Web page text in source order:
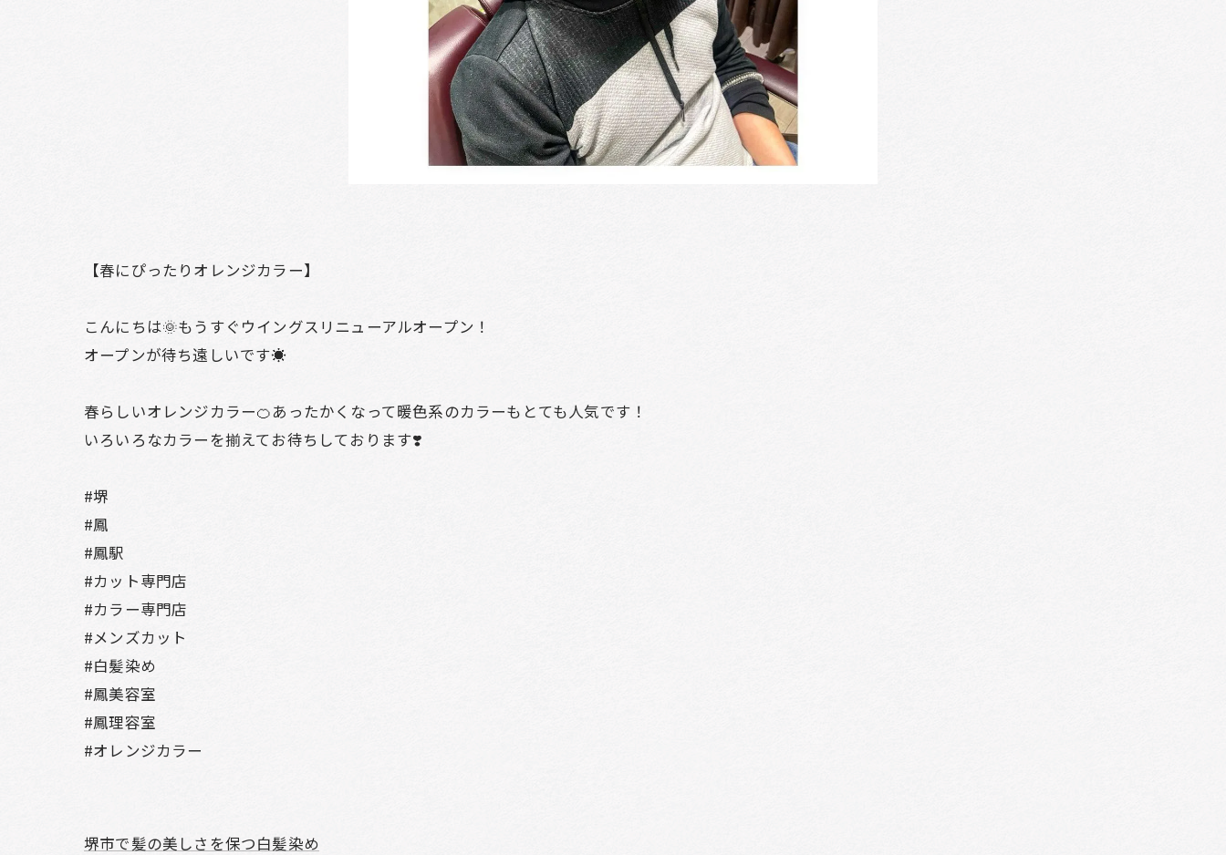
【春にぴったりオレンジカラー】
こんにちは🌞もうすぐウイングスリニューアルオープン！
オープンが待ち遠しいです☀️
春らしいオレンジカラー🍊あったかくなって暖色系のカラーもとても人気です！
いろいろなカラーを揃えてお待ちしております❣️
#堺
#鳳
#鳳駅
#カット専門店
#カラー専門店
#メンズカット
#白髪染め
#鳳美容室
#鳳理容室
#オレンジカラー
堺市で髪の美しさを保つ白髪染め